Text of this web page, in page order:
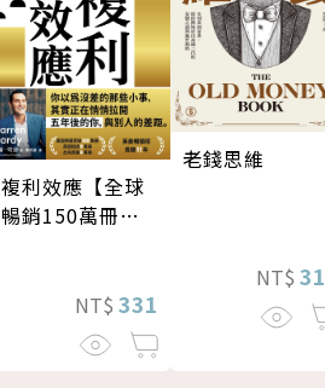
複利效應【全球
暢銷150萬冊・
NT$ 331
老錢思維
NT$